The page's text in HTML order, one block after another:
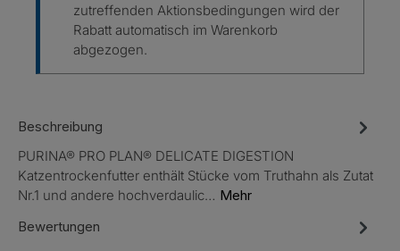
zutreffenden Aktionsbedingungen wird der
Rabatt automatisch im Warenkorb
abgezogen.
Beschreibung
PURINA® PRO PLAN® DELICATE DIGESTION
Katzentrockenfutter enthält Stücke vom Truthahn als Zutat
Nr.1 und andere hochverdaulic… Mehr
Bewertungen